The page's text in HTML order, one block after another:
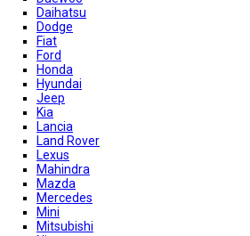
Daihatsu
Dodge
Fiat
Ford
Honda
Hyundai
Jeep
Kia
Lancia
Land Rover
Lexus
Mahindra
Mazda
Mercedes
Mini
Mitsubishi